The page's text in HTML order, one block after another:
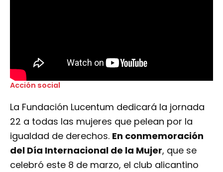
Acción social
La Fundación Lucentum dedicará la jornada
22 a todas las mujeres que pelean por la
igualdad de derechos. En conmemoración
del Día Internacional de la Mujer, que se
celebró este 8 de marzo, el club alicantino